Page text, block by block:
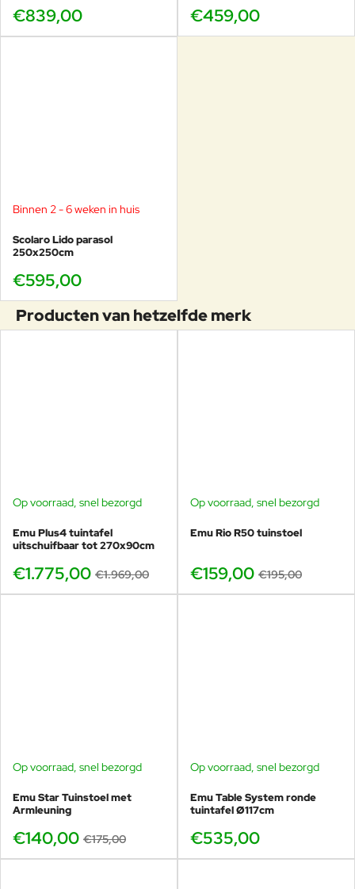
€839,00 €459,00
Binnen 2 - 6 weken in huis
Scolaro Lido parasol
250x250cm
€595,00
Producten van hetzelfde merk
-10%
Op voorraad, snel bezorgd
Emu Plus4 tuintafel
uitschuifbaar tot 270x90cm
€1.775,00 €1.969,00
-18%
Op voorraad, snel bezorgd
Emu Rio R50 tuinstoel
€159,00 €195,00
-20%
Op voorraad, snel bezorgd
Emu Star Tuinstoel met
Armleuning
€140,00 €175,00
Op voorraad, snel bezorgd
Emu Table System ronde
tuintafel Ø117cm
€535,00